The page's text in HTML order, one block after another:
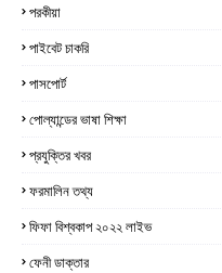
পরকীয়া
পাইবেট চাকরি
পাসপোর্ট
পোল্যান্ডের ভাষা শিক্ষা
প্রযুক্তির খবর
ফরমালিন তথ্য
ফিফা বিশ্বকাপ ২০২২ লাইভ
ফেনী ডাক্তার